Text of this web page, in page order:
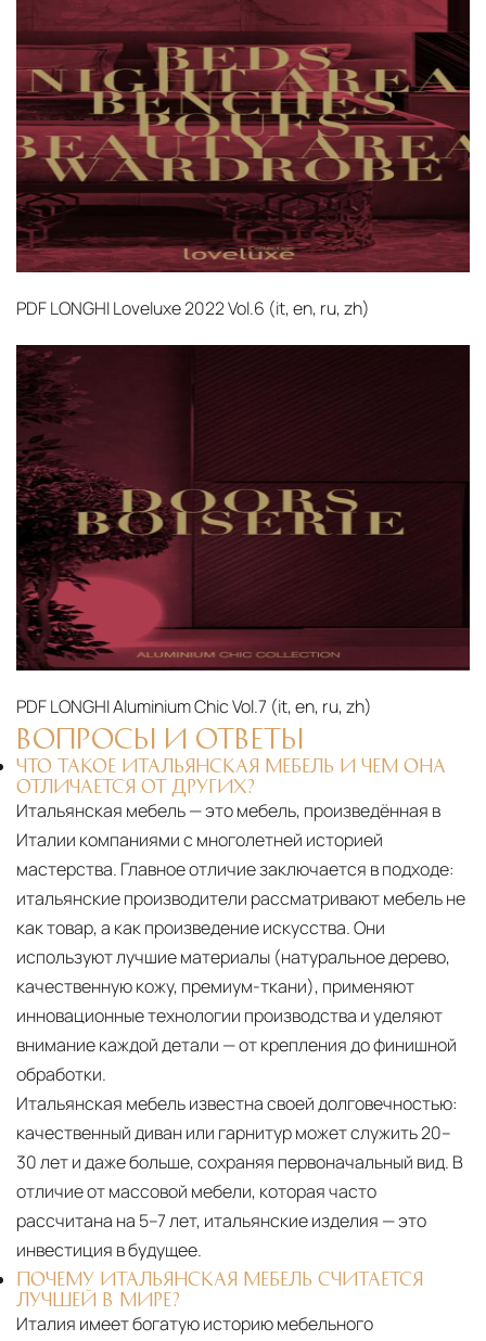
PDFLONGHI Loveluxe 2022 Vol.6 (it, en, ru, zh)‎
PDFLONGHI Aluminium Chic Vol.7 (it, en, ru, zh)‎
ВОПРОСЫ И ОТВЕТЫ
ЧТО ТАКОЕ ИТАЛЬЯНСКАЯ МЕБЕЛЬ И ЧЕМ ОНА
ОТЛИЧАЕТСЯ ОТ ДРУГИХ?
Итальянская мебель — это мебель, произведённая в
Италии компаниями с многолетней историей
мастерства. Главное отличие заключается в подходе:
итальянские производители рассматривают мебель не
как товар, а как произведение искусства. Они
используют лучшие материалы (натуральное дерево,
качественную кожу, премиум-ткани), применяют
инновационные технологии производства и уделяют
внимание каждой детали — от крепления до финишной
обработки.
Итальянская мебель известна своей долговечностью:
качественный диван или гарнитур может служить 20–
30 лет и даже больше, сохраняя первоначальный вид. В
отличие от массовой мебели, которая часто
рассчитана на 5–7 лет, итальянские изделия — это
инвестиция в будущее.
ПОЧЕМУ ИТАЛЬЯНСКАЯ МЕБЕЛЬ СЧИТАЕТСЯ
ЛУЧШЕЙ В МИРЕ?
Италия имеет богатую историю мебельного